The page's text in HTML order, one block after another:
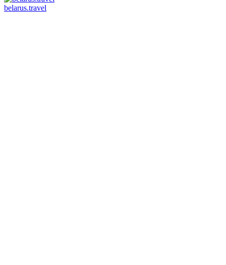
belarus.travel